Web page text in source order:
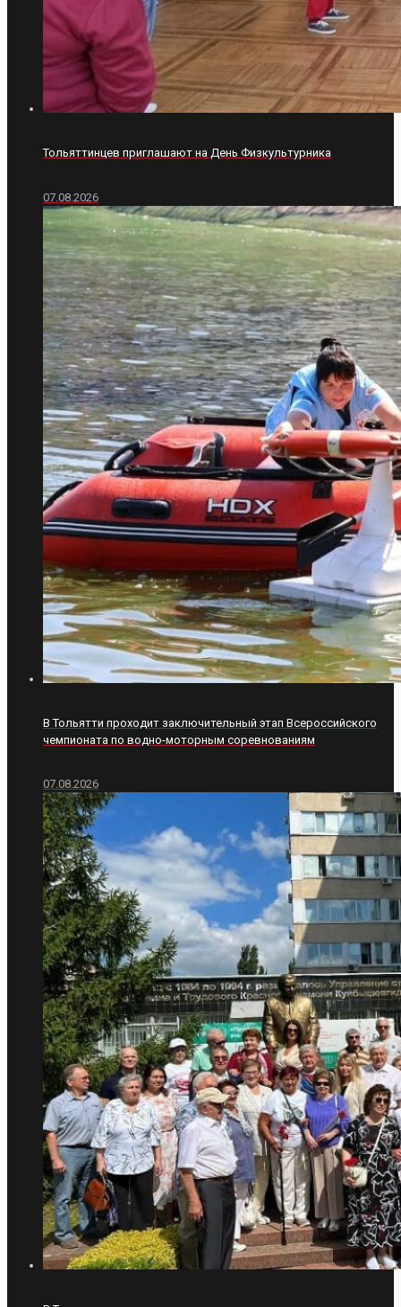
Тольяттинцев приглашают на День Физкультурника
07.08.2026
В Тольятти проходит заключительный этап Всероссийского
чемпионата по водно-моторным соревнованиям
07.08.2026